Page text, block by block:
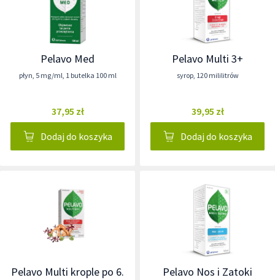
Pelavo Med
płyn, 5 mg/ml, 1 butelka 100 ml
37,95 zł
Dodaj do koszyka
Pelavo Multi 3+
syrop, 120 mililitrów
39,95 zł
Dodaj do koszyka
Pelavo Multi krople po 6.
Pelavo Nos i Zatoki